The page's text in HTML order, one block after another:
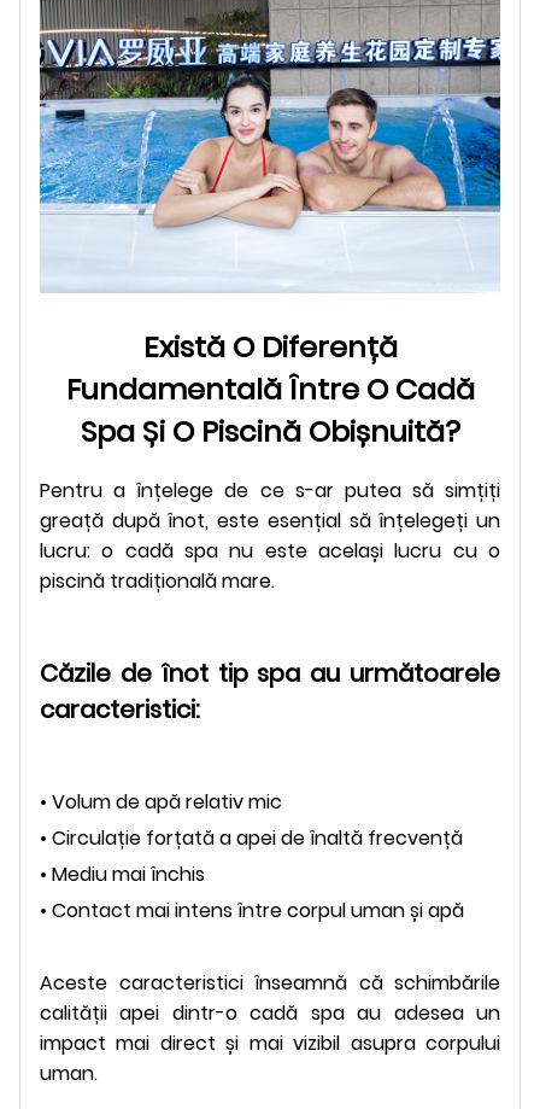
Există O Diferență
Fundamentală Între O Cadă
Spa Și O Piscină Obișnuită?
Pentru a înțelege de ce s-ar putea să simțiți
greață după înot, este esențial să înțelegeți un
lucru: o cadă spa nu este același lucru cu o
piscină tradițională mare.
Căzile de înot tip spa au următoarele
caracteristici:
• Volum de apă relativ mic
• Circulație forțată a apei de înaltă frecvență
• Mediu mai închis
• Contact mai intens între corpul uman și apă
Aceste caracteristici înseamnă că schimbările
calității apei dintr-o cadă spa au adesea un
impact mai direct și mai vizibil asupra corpului
uman.